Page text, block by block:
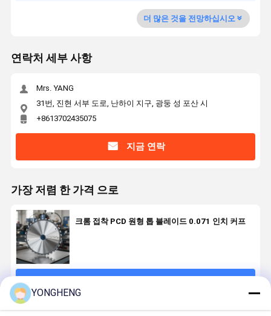
더 많은 것을 전망하십시오
연락처 세부 사항
Mrs. YANG
31번, 진현 서부 도로, 난하이 지구, 광둥 성 포산 시
+8613702435075
지금 연락
가장 저렴 한 가격 으로
크롬 접착 PCD 원형 톱 블레이드 0.071 인치 커프
YONGHENG